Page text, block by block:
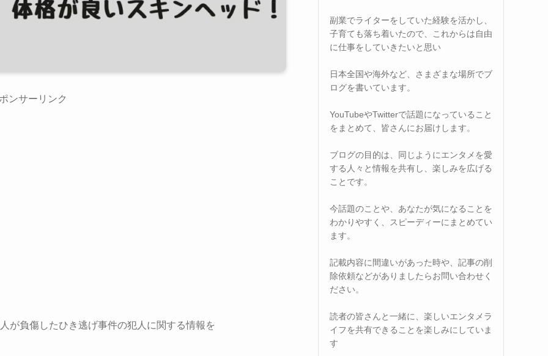
ンサーリンク
が負傷したひき逃げ事件の犯人に関する情報を
副業でライターをしていた経験を活かし、
子育ても落ち着いたので、これからは自由
に仕事をしていきたいと思い
日本全国や海外など、さまざまな場所でブ
ログを書いています。
YouTubeやTwitterで話題になっていること
をまとめて、皆さんにお届けします。
ブログの目的は、同じようにエンタメを愛
する人々と情報を共有し、楽しみを広げる
ことです。
今話題のことや、あなたが気になることを
わかりやすく、スピーディーにまとめてい
ます。
記載内容に間違いがあった時や、記事の削
除依頼などがありましたらお問い合わせく
ださい。
読者の皆さんと一緒に、楽しいエンタメラ
イフを共有できることを楽しみにしていま
す